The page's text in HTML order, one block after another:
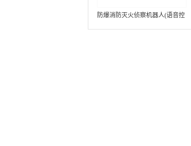
防爆消防灭火侦察机器人(语音控
制+跟随功能+5G控制+水炮跟踪